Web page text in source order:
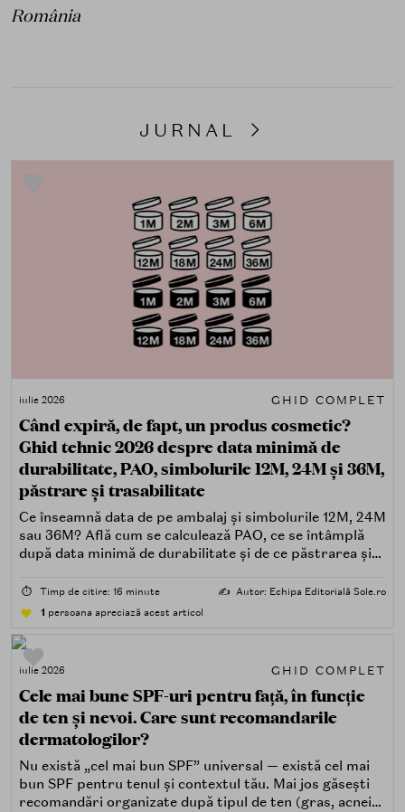
România
JURNAL
iulie 2026 GHID COMPLET
Când expiră, de fapt, un produs cosmetic?
Ghid tehnic 2026 despre data minimă de
durabilitate, PAO, simbolurile 12M, 24M și 36M,
păstrare și trasabilitate
Ce înseamnă data de pe ambalaj și simbolurile 12M, 24M
sau 36M? Află cum se calculează PAO, ce se întâmplă
după data minimă de durabilitate și de ce păstrarea și
⏱️ Timp de citire: 16 minute ✍️ Autor: Echipa Editorială Sole.ro
1 persoana apreciază acest articol
iulie 2026 GHID COMPLET
Cele mai bune SPF-uri pentru față, în funcție
de ten și nevoi. Care sunt recomandarile
dermatologilor?
Nu există „cel mai bun SPF” universal — există cel mai
bun SPF pentru tenul și contextul tău. Mai jos găsești
recomandări organizate după tipul de ten (gras, acneic,